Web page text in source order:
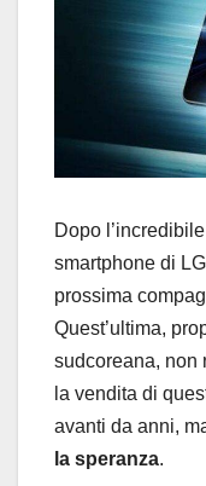
Dopo
smartphone di
prossima
Quest’ultima,
sudcoreana, non
la vendita di
avanti da anni,
la speranza.